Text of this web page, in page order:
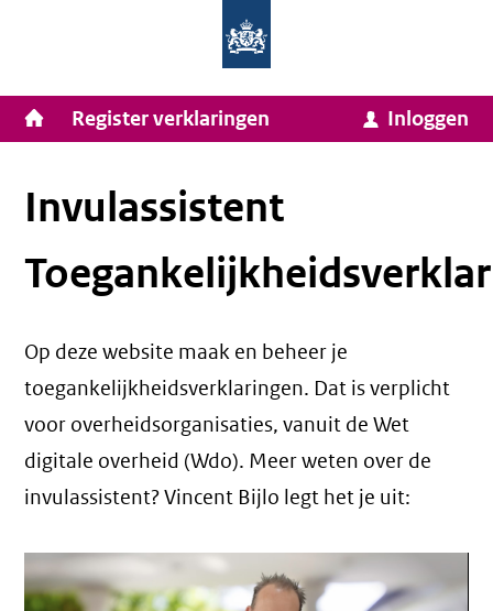
inhoud
van
Zaken
en
Koninkrijksrelaties
Homepage
van
Invulassistent
Toegankelijkheidsverklaring
Toegankelijkheidsverklaring
Hoofdnavigatie
Register verklaringen Inloggen
Invulassistent
Op deze website maak en beheer je
toegankelijkheidsverklaringen. Dat is verplicht
voor overheidsorganisaties, vanuit de Wet
digitale overheid (Wdo). Meer weten over de
invulassistent? Vincent Bijlo legt het je uit: